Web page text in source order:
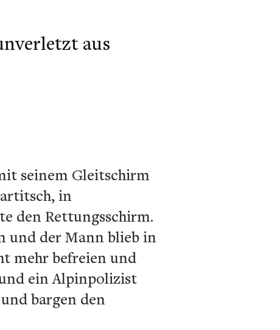
aus
seinem Gleitschirm
in
den Rettungsschirm.
und der Mann blieb in
mehr befreien und
ein Alpinpolizist
bargen den